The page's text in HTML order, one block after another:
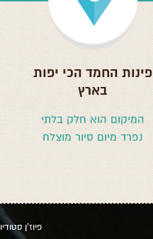
פינות החמד הכי יפות
בארץ
המיקום הוא חלק בלתי
נפרד מיום סיור מוצלח
פיוז'ן סטודיו